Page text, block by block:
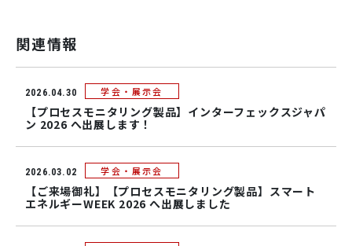
関連情報
2026.04.30 学会・展示会
【プロセスモニタリング製品】インターフェックスジャパ
ン 2026 へ出展します！
2026.03.02 学会・展示会
【ご来場御礼】【プロセスモニタリング製品】スマート
エネルギーWEEK 2026 へ出展しました